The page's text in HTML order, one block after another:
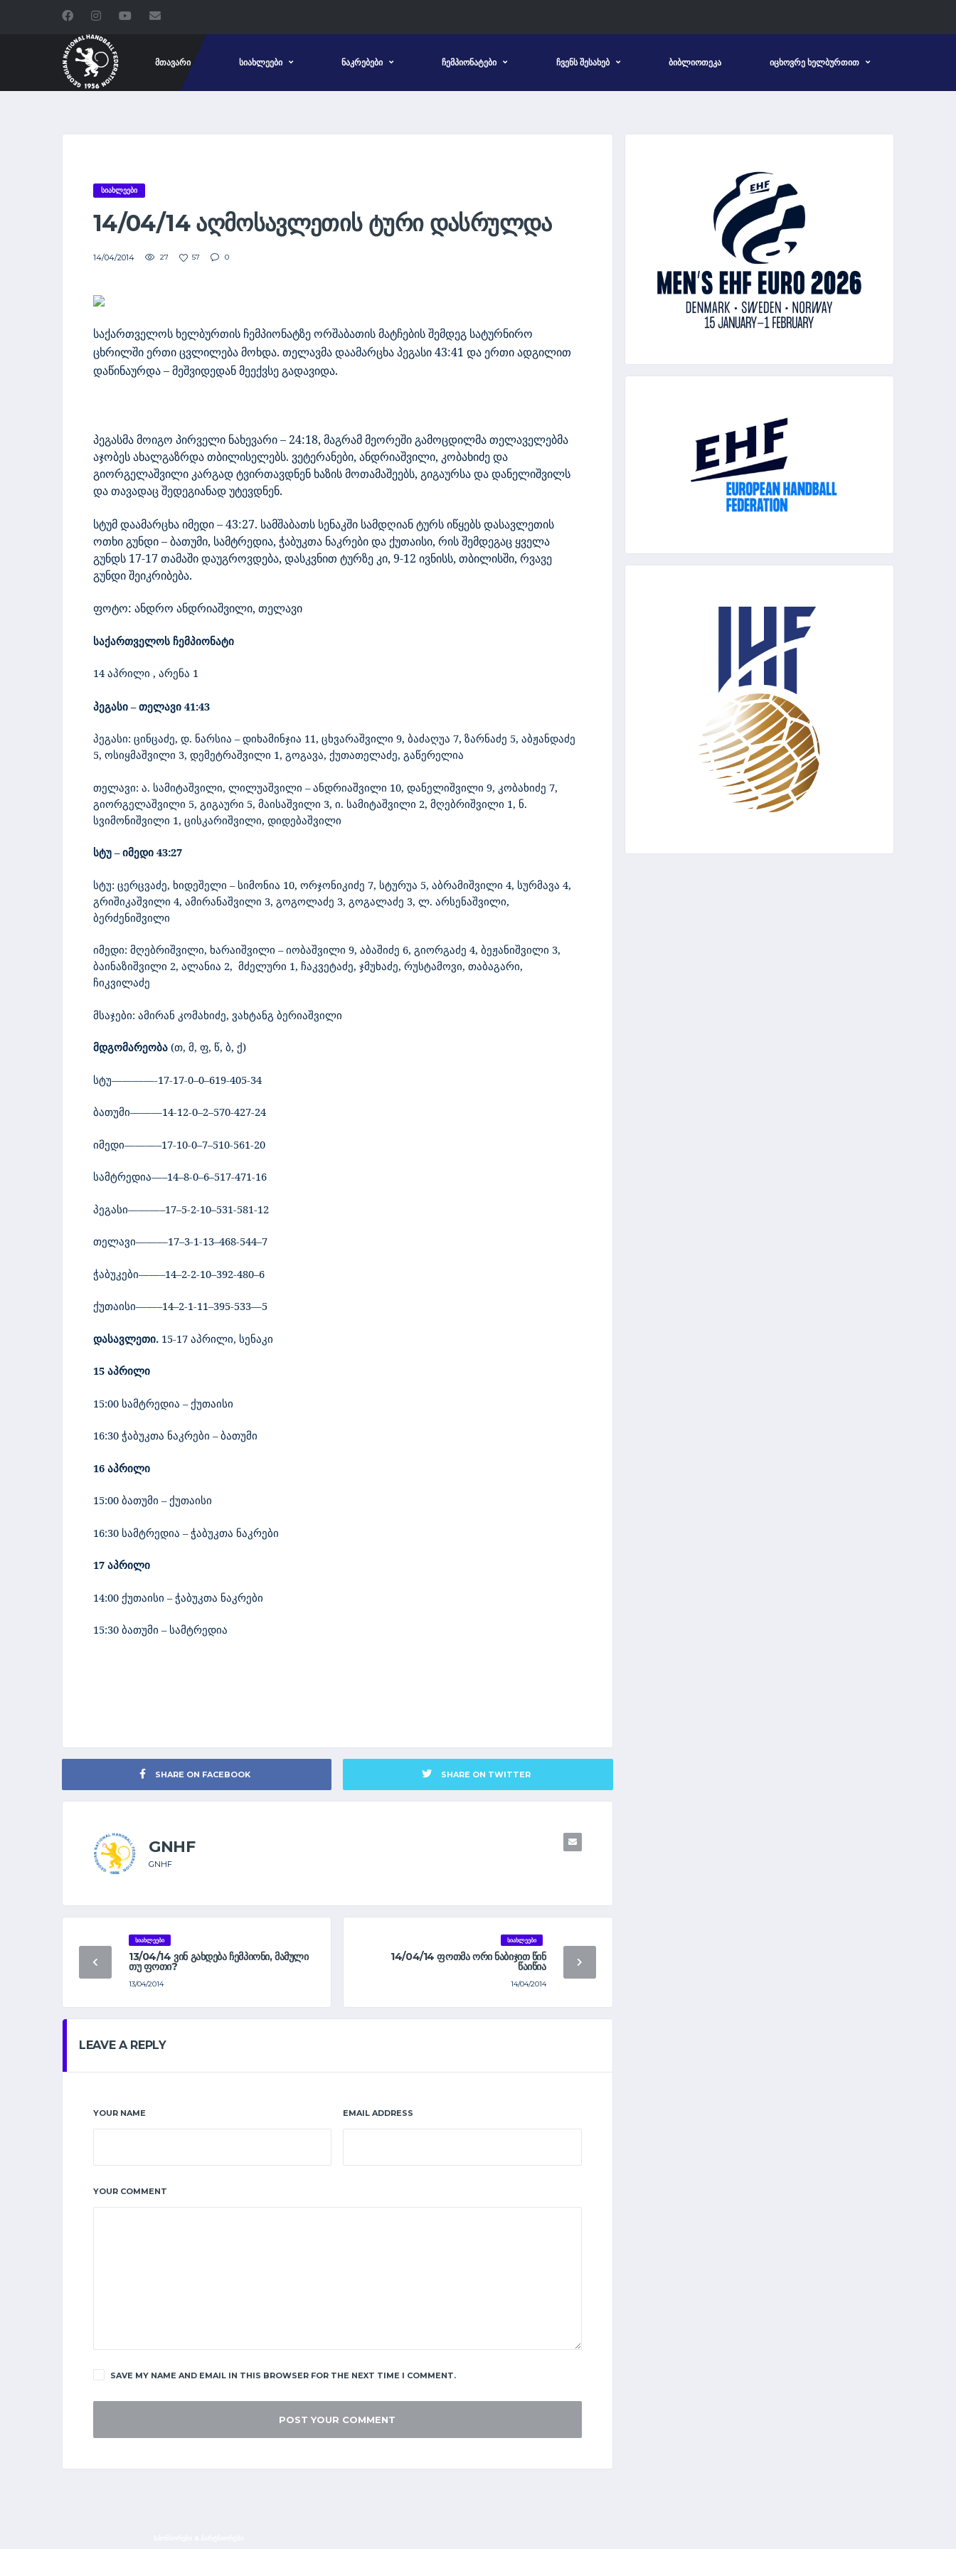
ᲛᲗᲐᲕᲐᲠᲘ ᲡᲘᲐᲮᲚᲔᲔᲑᲘ ᲜᲐᲙᲠᲔᲑᲔᲑᲘ ᲩᲔᲛᲞᲘᲝᲜᲐᲢᲔᲑᲘ ᲩᲕᲔᲜᲡ ᲨᲔᲡᲐᲮᲔᲑ ᲑᲘᲑᲚᲘᲝᲗᲔᲙᲐ ᲘᲪᲮᲝᲕᲠᲔ ᲮᲔᲚᲑᲣᲠᲗᲘᲗ
ᲡᲘᲐᲮᲚᲔᲔᲑᲘ
14/04/14 ᲐᲦᲛᲝᲡᲐᲕᲚᲔᲗᲘᲡ ᲢᲣᲠᲘ ᲓᲐᲡᲠᲣᲚᲓᲐ
14/04/2014 27 57 0
საქართველოს ხელბურთის ჩემპიონატზე ორშაბათის მატჩების შემდეგ სატურნირო
ცხრილში ერთი ცვლილება მოხდა. თელავმა დაამარცხა პეგასი 43:41 და ერთი ადგილით
დაწინაურდა –მეშვიდედან მეექვსე გადავიდა.
პეგასმა მოიგო პირველი ნახევარი – 24:18, მაგრამ მეორეში გამოცდილმა თელაველებმა
აჯობეს ახალგაზრდა თბილისელებს. ვეტერანები, ანდრიაშვილი, კობახიძე და
გიორგელაშვილი კარგად ტვირთავდნენ ხაზის მოთამაშეებს, გიგაურსა და დანელიშვილს
და თავადაც შედეგიანად უტევდნენ.
სტუმ დაამარცხა იმედი – 43:27. სამშაბათს სენაკში სამდღიან ტურს იწყებს დასავლეთის
ოთხი გუნდი – ბათუმი, სამტრედია, ჭაბუკთა ნაკრები და ქუთაისი, რის შემდეგაც ყველა
გუნდს 17-17 თამაში დაუგროვდება, დასკვნით ტურზე კი, 9-12 ივნისს, თბილისში, რვავე
გუნდი შეიკრიბება.
ფოტო: ანდრო ანდრიაშვილი, თელავი
საქართველოს ჩემპიონატი
14 აპრილი , არენა 1
პეგასი – თელავი 41:43
პეგასი: ცინცაძე, დ. ნარსია – დიხამინჯია 11, ცხვარაშვილი 9, ბაძაღუა 7, ზარნაძე 5, აბჟანდაძე
5, ოსიყმაშვილი 3, დემეტრაშვილი 1, გოგავა, ქუთათელაძე, გაწერელია
თელავი: ა. სამიტაშვილი, ლილუაშვილი – ანდრიაშვილი 10, დანელიშვილი 9, კობახიძე 7,
გიორგელაშვილი 5, გიგაური 5, მაისაშვილი 3, ი. სამიტაშვილი 2, მღებრიშვილი 1, ნ.
სვიმონიშვილი 1, ცისკარიშვილი, დიდებაშვილი
სტუ – იმედი 43:27
სტუ: ცერცვაძე, ხიდეშელი – სიმონია 10, ორჯონიკიძე 7, სტურუა 5, აბრამიშვილი 4, სურმავა 4,
გრიშიკაშვილი 4, ამირანაშვილი 3, გოგოლაძე 3, გოგალაძე 3, ლ. არსენაშვილი,
ბერძენიშვილი
იმედი: მღებრიშვილი, ხარაიშვილი – იობაშვილი 9, აბაშიძე 6, გიორგაძე 4, ბეჟანიშვილი 3,
ბაინაზიშვილი 2, ალანია 2, მძელური 1, ჩაკვეტაძე, ჯმუხაძე, რუსტამოვი, თაბაგარი,
ჩიკვილაძე
მსაჯები: ამირან კომახიძე, ვახტანგ ბერიაშვილი
მდგომარეობა (თ, მ, ფ, წ, ბ, ქ)
სტუ————-17-17-0–0–619-405-34
ბათუმი———14-12-0–2–570-427-24
იმედი———–17-10-0–7–510-561-20
სამტრედია—–14–8-0–6–517-471-16
პეგასი———–17–5-2-10–531-581-12
თელავი———17–3-1-13–468-544–7
ჭაბუკები——–14–2-2-10–392-480–6
ქუთაისი——–14–2-1-11–395-533—5
დასავლეთი. 15-17 აპრილი, სენაკი
15 აპრილი
15:00 სამტრედია – ქუთაისი
16:30 ჭაბუკთა ნაკრები – ბათუმი
16 აპრილი
15:00 ბათუმი – ქუთაისი
16:30 სამტრედია – ჭაბუკთა ნაკრები
17 აპრილი
14:00 ქუთაისი – ჭაბუკთა ნაკრები
15:30 ბათუმი – სამტრედია
SHARE ON FACEBOOK SHARE ON TWITTER
GNHF
GNHF
ᲡᲘᲐᲮᲚᲔᲔᲑᲘ
13/04/14 ᲕᲘᲜ ᲒᲐᲮᲓᲔᲑᲐ ᲩᲔᲛᲞᲘᲝᲜᲘ, ᲛᲐᲛᲣᲚᲘ
ᲗᲣ ᲤᲝᲗᲘ?
13/04/2014
ᲡᲘᲐᲮᲚᲔᲔᲑᲘ
14/04/14 ᲤᲝᲗᲛᲐ ᲝᲠᲘ ᲜᲐᲑᲘᲯᲘᲗ ᲬᲘᲜ
ᲬᲐᲘᲬᲘᲐ
14/04/2014
LEAVE A REPLY
YOUR NAME EMAIL ADDRESS
YOUR COMMENT
SAVE MY NAME AND EMAIL IN THIS BROWSER FOR THE NEXT TIME I COMMENT.